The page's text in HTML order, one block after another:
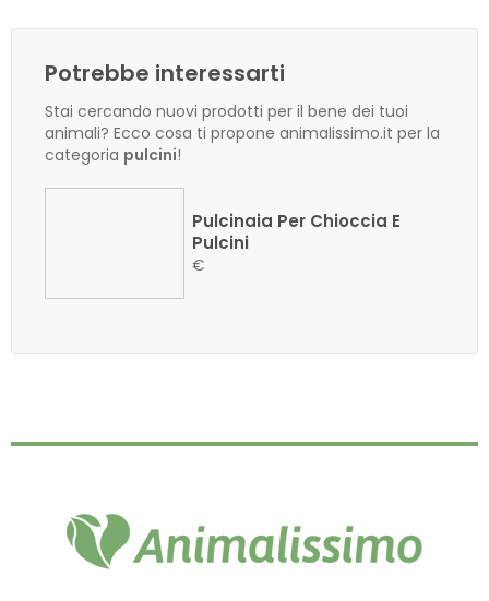
Potrebbe interessarti
Stai cercando nuovi prodotti per il bene dei tuoi
animali? Ecco cosa ti propone animalissimo.it per la
categoria pulcini!
Pulcinaia Per Chioccia E
Pulcini
€